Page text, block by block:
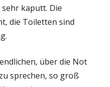
kaputt. Die
die Toiletten sind
über die Not
sprechen, so groß